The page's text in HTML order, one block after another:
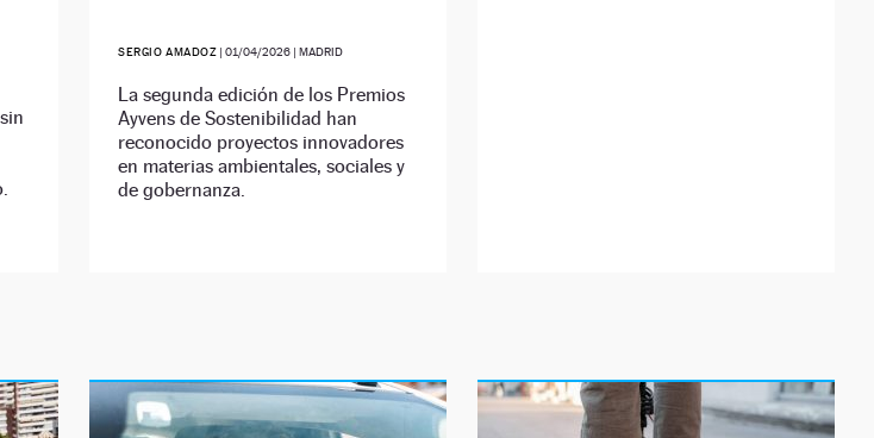
SERGIO AMADOZ |01/04/2026 | MADRID
La segunda edición de los Premios
Ayvens de Sostenibilidad han
reconocido proyectos innovadores
en materias ambientales, sociales y
de gobernanza.